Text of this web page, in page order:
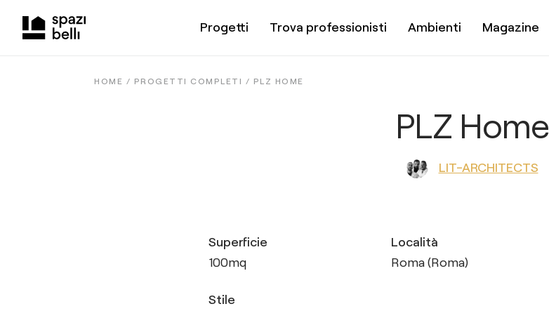
Progetti Trova professionisti Ambienti Magazine
HOME / PROGETTI COMPLETI / PLZ HOME
PLZ Home
LIT-ARCHITECTS
Superficie
100mq
Località
Roma (Roma)
Stile